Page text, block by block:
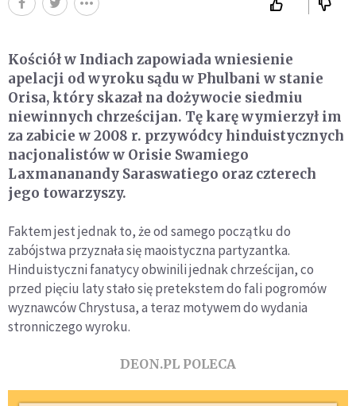
Kościół w Indiach zapowiada wniesienie
apelacji od wyroku sądu w Phulbani w stanie
Orisa, który skazał na dożywocie siedmiu
niewinnych chrześcijan. Tę karę wymierzył im
za zabicie w 2008 r. przywódcy hinduistycznych
nacjonalistów w Orisie Swamiego
Laxmananandy Saraswatiego oraz czterech
jego towarzyszy.
Faktem jest jednak to, że od samego początku do
zabójstwa przyznała się maoistyczna partyzantka.
Hinduistyczni fanatycy obwinili jednak chrześcijan, co
przed pięciu laty stało się pretekstem do fali pogromów
wyznawców Chrystusa, a teraz motywem do wydania
stronniczego wyroku.
DEON.PL POLECA